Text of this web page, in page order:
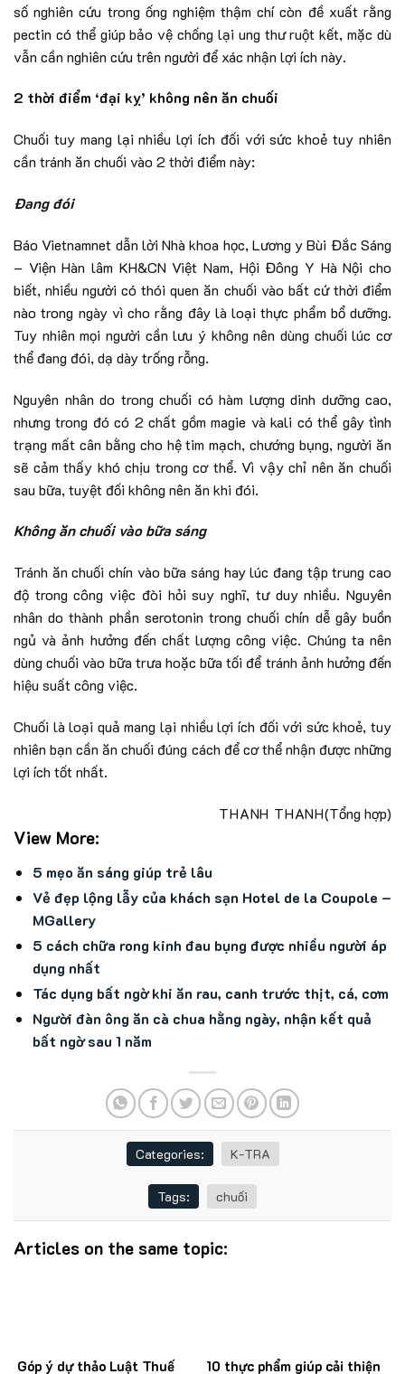
số nghiên cứu trong ống nghiệm thậm chí còn đề xuất rằng
pectin có thể giúp bảo vệ chống lại ung thư ruột kết, mặc dù
vẫn cần nghiên cứu trên người để xác nhận lợi ích này.
2 thời điểm ‘đại kỵ’ không nên ăn chuối
Chuối tuy mang lại nhiều lợi ích đối với sức khoẻ tuy nhiên
cần tránh ăn chuối vào 2 thời điểm này:
Đang đói
Báo Vietnamnet dẫn lời Nhà khoa học, Lương y Bùi Đắc Sáng
– Viện Hàn lâm KH&CN Việt Nam, Hội Đông Y Hà Nội cho
biết, nhiều người có thói quen ăn chuối vào bất cứ thời điểm
nào trong ngày vì cho rằng đây là loại thực phẩm bổ dưỡng.
Tuy nhiên mọi người cần lưu ý không nên dùng chuối lúc cơ
thể đang đói, dạ dày trống rỗng.
Nguyên nhân do trong chuối có hàm lượng dinh dưỡng cao,
nhưng trong đó có 2 chất gồm magie và kali có thể gây tình
trạng mất cân bằng cho hệ tim mạch, chướng bụng, người ăn
sẽ cảm thấy khó chịu trong cơ thể. Vì vậy chỉ nên ăn chuối
sau bữa, tuyệt đối không nên ăn khi đói.
Không ăn chuối vào bữa sáng
Tránh ăn chuối chín vào bữa sáng hay lúc đang tập trung cao
độ trong công việc đòi hỏi suy nghĩ, tư duy nhiều. Nguyên
nhân do thành phần serotonin trong chuối chín dễ gây buồn
ngủ và ảnh hưởng đến chất lượng công việc. Chúng ta nên
dùng chuối vào bữa trưa hoặc bữa tối để tránh ảnh hưởng đến
hiệu suất công việc.
Chuối là loại quả mang lại nhiều lợi ích đối với sức khoẻ, tuy
nhiên bạn cần ăn chuối đúng cách để cơ thể nhận được những
lợi ích tốt nhất.
THANH THANH(Tổng hợp)
View More:
5 mẹo ăn sáng giúp trẻ lâu
Vẻ đẹp lộng lẫy của khách sạn Hotel de la Coupole –
MGallery
5 cách chữa rong kinh đau bụng được nhiều người áp
dụng nhất
Tác dụng bất ngờ khi ăn rau, canh trước thịt, cá, cơm
Người đàn ông ăn cà chua hằng ngày, nhận kết quả
bất ngờ sau 1 năm
Categories: K-TRA
Tags: chuối
Articles on the same topic:
Góp ý dự thảo Luật Thuế 10 thực phẩm giúp cải thiện